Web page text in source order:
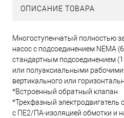
ОПИСАНИЕ ТОВАРА
Многоступенчатый полностью
насос с подсоединением NEMA
стандартным подсоединением
или полуаксиальными
вертикального или
*Встроенный обратный клапан
*Трехфазный
с ПЕ2/ПА-изоляцией обмотки и